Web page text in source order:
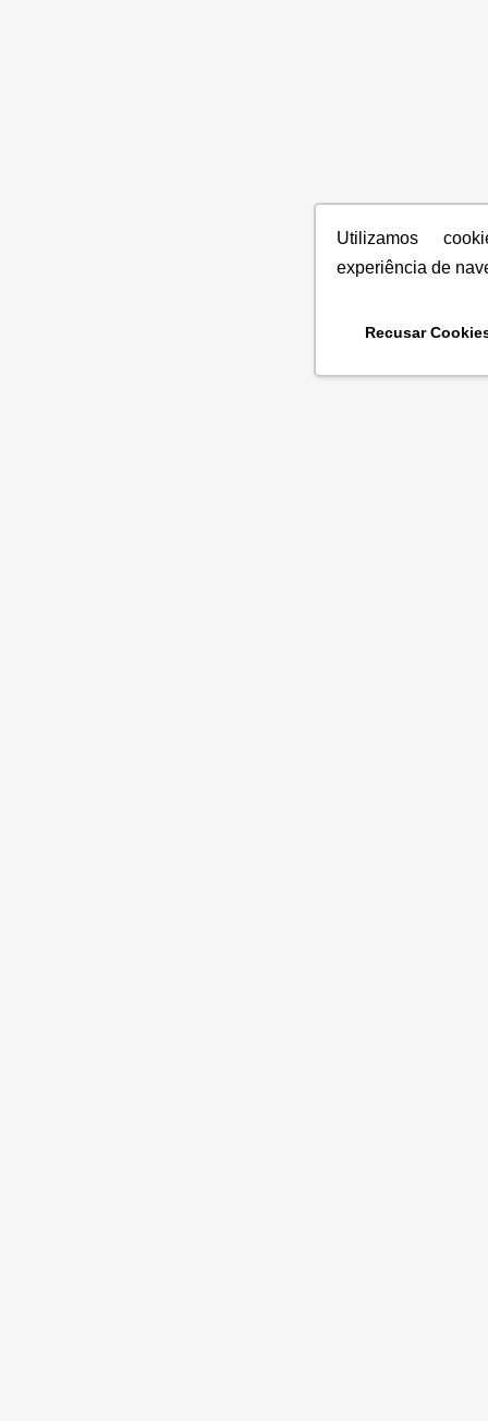
Utilizamos
experiência de
Recusar